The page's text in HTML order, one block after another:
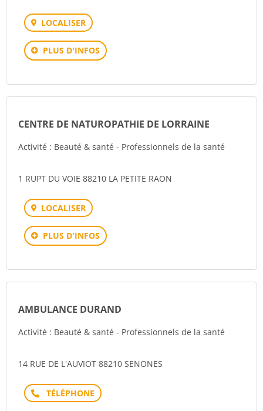
LOCALISER
PLUS D'INFOS
CENTRE DE NATUROPATHIE DE LORRAINE
Activité : Beauté & santé - Professionnels de la santé
1 RUPT DU VOIE 88210 LA PETITE RAON
LOCALISER
PLUS D'INFOS
AMBULANCE DURAND
Activité : Beauté & santé - Professionnels de la santé
14 RUE DE L'AUVIOT 88210 SENONES
Téléphone